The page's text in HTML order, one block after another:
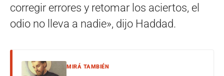
corregir errores y retomar los aciertos, el
odio no lleva a nadie», dijo Haddad.
MIRÁ TAMBIÉN